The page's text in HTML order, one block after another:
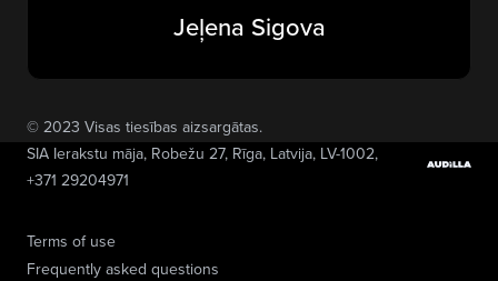
Jeļena Sigova
Terms of use
Frequently asked questions
© 2023 Visas tiesības aizsargātas.
SIA Ierakstu māja, Robežu 27, Rīga, Latvija, LV-1002,
+371 29204971